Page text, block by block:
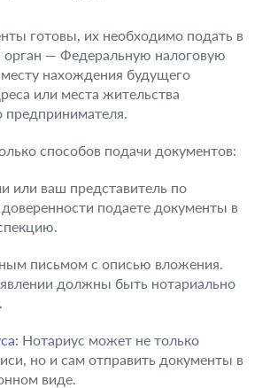
готовы, их необходимо подать в
— Федеральную налоговую
нахождения будущего
или места жительства
предпринимателя.
способов подачи документов:
или ваш представитель по
подаете документы в
письмом с описью вложения.
должны быть нотариально
Нотариус может не только
но и сам отправить документы в
виде.